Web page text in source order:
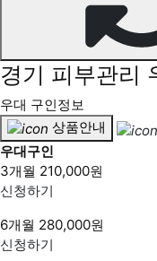
경기 피부관리
우대 구인정보
상품안내
우대구인
3개월 210,000원
신청하기
6개월 280,000원
신청하기